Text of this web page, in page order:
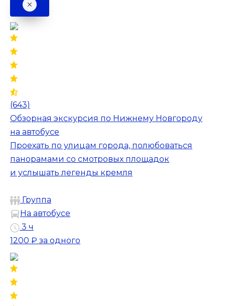
(643)
Обзорная экскурсия по Нижнему Новгороду
на автобусе
Проехать по улицам города, полюбоваться
панорамами со смотровых площадок
и услышать легенды кремля
Группа
На автобусе
3 ч
1200 ₽ за одного